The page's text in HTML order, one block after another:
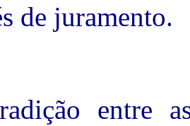
de juramento.
entre